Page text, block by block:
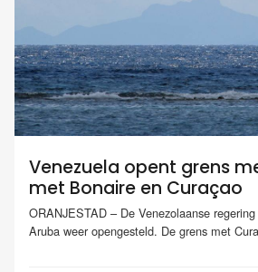
Venezuela opent grens
met Bonaire en Curaçao
ORANJESTAD – De Venezolaanse
Aruba weer opengesteld. De grens met